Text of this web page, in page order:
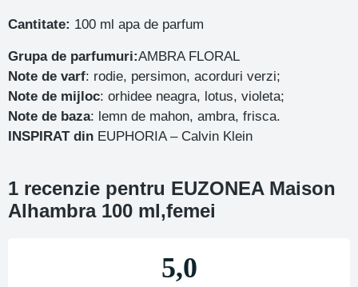
Cantitate: 100 ml apa de parfum
Grupa de parfumuri:AMBRA FLORAL
Note de varf: rodie, persimon, acorduri verzi;
Note de mijloc: orhidee neagra, lotus, violeta;
Note de baza: lemn de mahon, ambra, frisca.
INSPIRAT din EUPHORIA – Calvin Klein
1 recenzie pentru EUZONEA Maison
Alhambra 100 ml,femei
5,0